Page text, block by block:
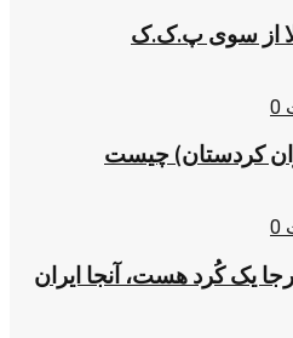
از سوی پ.ک.ک
0
کردستان) چیست
0
یک کُرد هست، آنجا ایران